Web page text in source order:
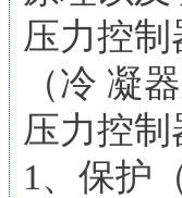
压力控
（冷 凝
压力控
1、保护